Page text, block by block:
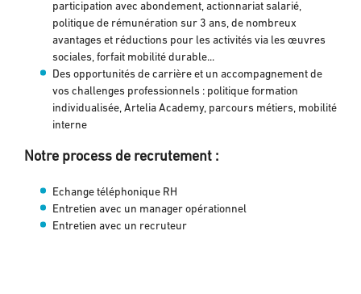
participation avec abondement, actionnariat salarié,
politique de rémunération sur 3 ans, de nombreux
avantages et réductions pour les activités via les œuvres
sociales, forfait mobilité durable...
Des opportunités de carrière et un accompagnement de
vos challenges professionnels : politique formation
individualisée, Artelia Academy, parcours métiers, mobilité
interne
Notre process de recrutement :
Echange téléphonique RH
Entretien avec un manager opérationnel
Entretien avec un recruteur